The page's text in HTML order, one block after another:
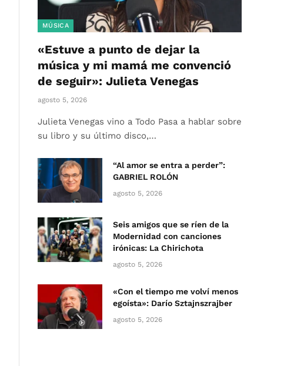
MÚSICA
«Estuve a punto de dejar la
música y mi mamá me convenció
de seguir»: Julieta Venegas
agosto 5, 2026
Julieta Venegas vino a Todo Pasa a hablar sobre
su libro y su último disco,…
“Al amor se entra a perder”:
GABRIEL ROLÓN
agosto 5, 2026
Seis amigos que se ríen de la
Modernidad con canciones
irónicas: La Chirichota
agosto 5, 2026
«Con el tiempo me volví menos
egoísta»: Darío Sztajnszrajber
agosto 5, 2026